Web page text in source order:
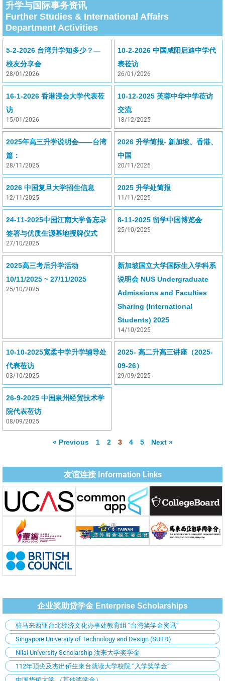
升学与国际事务资讯
Further Studies & International Affairs
Department Activities
5-2-2026 台湾升学知多少？—
校友分享会
28/01/2026
10-2-2026 中国咸阳启迪中学代
表莅访
26/01/2026
16-1-2026 香港浸会大学代表莅
访
15/01/2026
10-12-2025 芙蓉中华中学莅访
交流
18/12/2025
2025年高三升学说明会——台湾
篇：
28/11/2025
2026 升学简报- 新加坡、香港、
中国
20/11/2025
2026 中国复旦大学招生信息
12/11/2025
2025 升学处简报
11/11/2025
24-11-2025中国江南大学备忘录
签署与优质生源基地授牌仪式
27/10/2025
8-11-2025 留学中国博览会
25/10/2025
2025高三考后升学活动
10/11/2025 ~ 27/11/2025
25/10/2025
新加坡国立大学国际生入学科系
说明会 NUS Undergraduate
Admissions and Faculties
Sharing (International
Students) 2025
14/10/2025
10-10-2025宽柔中学升学辅导处
代表莅访
03/10/2025
2025- 高二升高三讲座（2025-
09-26）
29/09/2025
26-9-2025 中国泉州经贸技术学
院代表莅访
08/09/2025
« Previous 1 2 3 4 5 Next »
友谊连接 Information Links
企业奖助贷学金 Enterprise Scholarships
驻马来西亚台北经济文化办事处教育组 “台湾奖学金资讯”
Singapore University of Technology and Design (SUTD)
Nilai University Scholarship 汝来大学奖学金
112年顶尖及杰出侨生來台就读大学校院 “入学奖学金”